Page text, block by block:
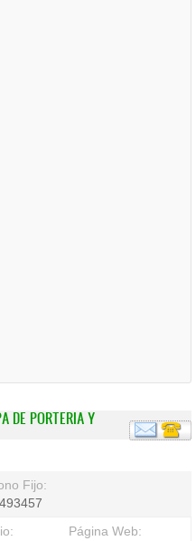
DE PORTERIA Y
Fijo:
Página Web: